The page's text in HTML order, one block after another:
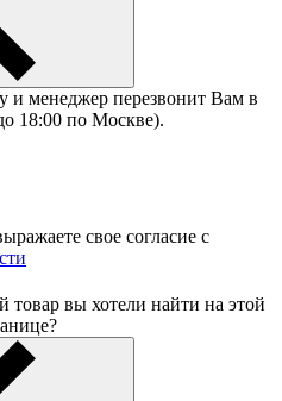
и менеджер перезвонит Вам в
18:00 по Москве).
свое согласие с
вы хотели найти на этой